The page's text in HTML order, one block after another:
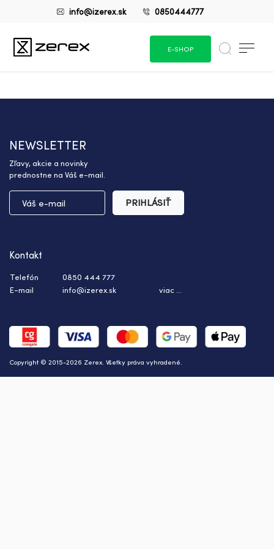
info@izerex.sk 0850444777
E-SHOP
NEWSLETTER
Zľavy, akcie a novinky
prednostne na Váš e-mail.
PRIHLÁSIŤ
Copyright © 2015-2026 Zerex. Všetky práva vyhradené.
Kontakt
Telefón
0850 444 777
E-mail
info@izerex.sk viac ...